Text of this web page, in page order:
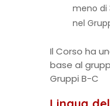
meno di
nel
Il Corso ha
base al
Gruppi B-C
Lingua